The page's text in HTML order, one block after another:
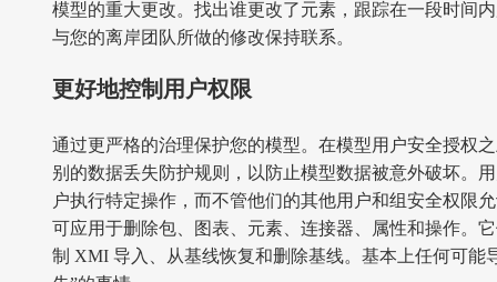
模型的重大更改。找出谁更改了元素，跟踪在一段时间
与您的离岸团队所做的修改保持联系。
更好地控制用户权限
通过更严格的治理保护您的模型。在模型用户安全授权
别的数据丢失防护规则，以防止模型数据被意外破坏。
户执行特定操作，而不管他们的其他用户和组安全权限
可应用于删除包、图表、元素、连接器、属性和操作。
制 XMI 导入、从基线恢复和删除基线。基本上任何可能